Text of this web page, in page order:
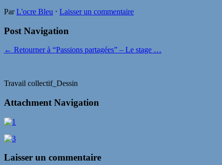
ParL'ocre Bleu ⋅ Laisser un commentaire
Post Navigation
← Retourner à “Passions partagées” – Le stage …
Travail collectif_Dessin
Attachment Navigation
Laisser un commentaire